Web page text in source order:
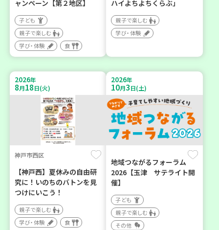
ャンペーン【第２地区】
子ども
親子で楽しむ
学び・体験
食
ハイよちよちくらぶ」
親子で楽しむ
学び・体験
2026年
8月18日(火)
神戸市西区
【神戸西】夏休みの自由研
究に！いのちのバトンを見
つけにいこう！
親子で楽しむ
学び・体験
食
2026年
10月3日(土)
地域つながるフォーラム
2026【玉津 サテライト開
催】
子ども
親子で楽しむ
その他